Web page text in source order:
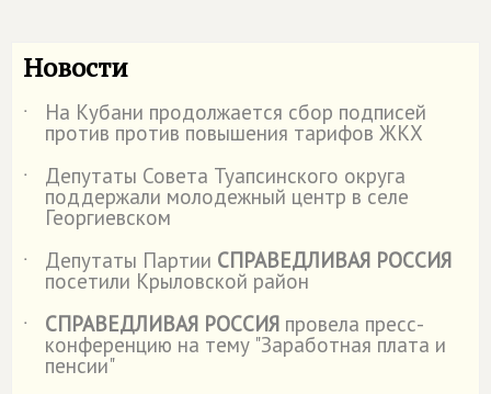
Новости
˙ На Кубани продолжается сбор подписей
против против повышения тарифов ЖКХ
˙
Депутаты Совета Туапсинского округа
поддержали молодежный центр в селе
Георгиевском
˙
Депутаты Партии СПРАВЕДЛИВАЯ РОССИЯ
посетили Крыловской район
˙
СПРАВЕДЛИВАЯ РОССИЯ провела пресс-
конференцию на тему "Заработная плата и
пенсии"